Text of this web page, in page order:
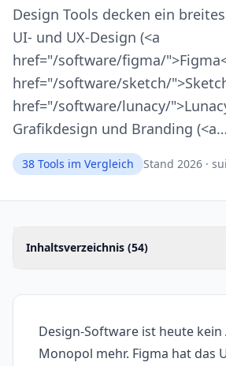
Design Tools decken ein
UI- und UX-Design (<a
href="/software/figma/
href="/software/sketch/
href="/software/lunacy/
Grafikdesign und Branding (<a…
38 Tools im Vergleich Stand 2026 ·
Inhaltsverzeichnis (54)
Design-Software ist heute kein
Monopol mehr. Figma hat das